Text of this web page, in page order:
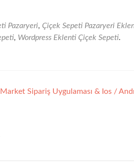
Pazaryeri, Çiçek Sepeti Pazaryeri
, Wordpress Eklenti Çiçek Sepeti.
Sipariş Uygulaması & Ios /